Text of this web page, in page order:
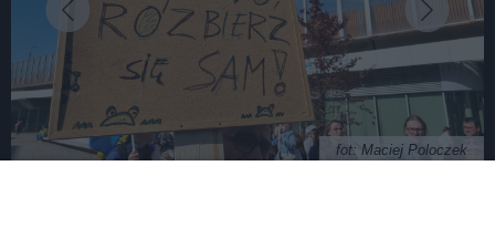
fot: Maciej Poloczek